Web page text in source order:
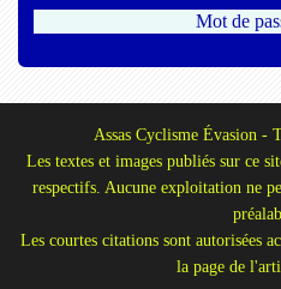
Mot de
Assas Cyclisme Évasion -
Les textes et images publiés sur ce
respectifs. Aucune exploitation ne
Les courtes citations sont autorisées
la page de